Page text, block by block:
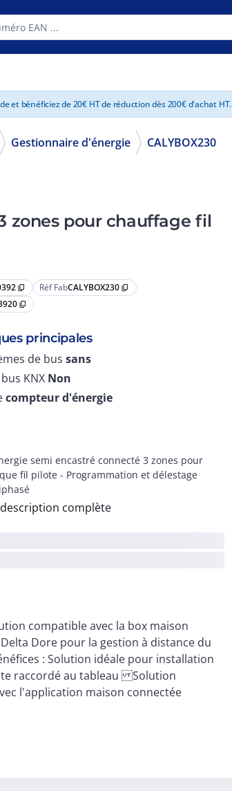
et bénéficiez de 20€ HT de réduction dès 200€ d'achat HT.
Gestionnaire d'énergie CALYBOX230
content_copy Réf FabCALYBOX230 content_copy
content_copy
principales
de bus sans
KNX Non
compteur d'énergie
semi encastré connecté 3 zones pour
fil pilote - Programmation et délestage
complète
l'application maison connectée